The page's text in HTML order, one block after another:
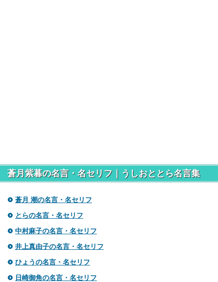
蒼月紫暮の名言・名セリフ｜うしおととら名言集
蒼月 潮の名言・名セリフ
とらの名言・名セリフ
中村麻子の名言・名セリフ
井上真由子の名言・名セリフ
ひょうの名言・名セリフ
日崎御角の名言・名セリフ